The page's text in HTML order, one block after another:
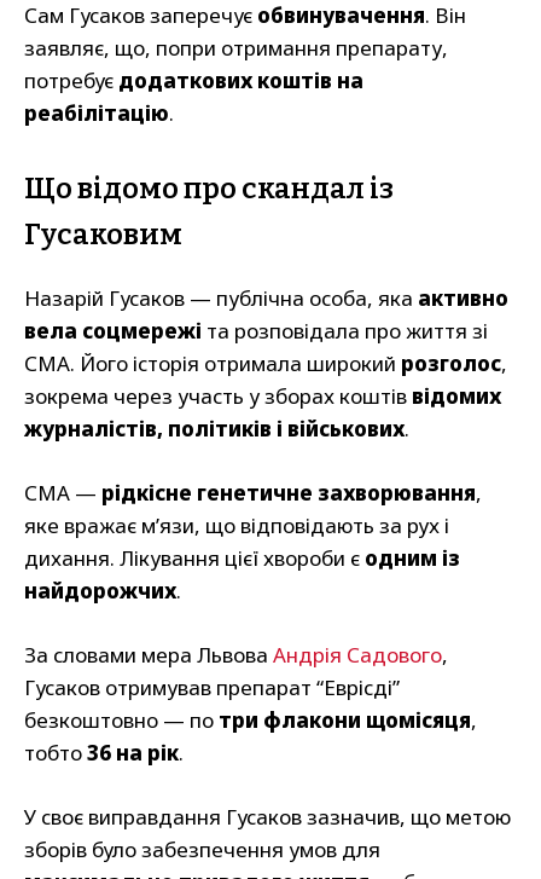
Сам Гусаков заперечує обвинувачення. Він
заявляє, що, попри отримання препарату,
потребує додаткових коштів на
реабілітацію.
Що відомо про скандал із
Гусаковим
Назарій Гусаков — публічна особа, яка активно
вела соцмережі та розповідала про життя зі
СМА. Його історія отримала широкий розголос,
зокрема через участь у зборах коштів відомих
журналістів, політиків і військових.
СМА — рідкісне генетичне захворювання,
яке вражає м’язи, що відповідають за рух і
дихання. Лікування цієї хвороби є одним із
найдорожчих.
За словами мера Львова Андрія Садового,
Гусаков отримував препарат “Еврісді”
безкоштовно — по три флакони щомісяця,
тобто36 на рік.
У своє виправдання Гусаков зазначив, що метою
зборів було забезпечення умов для